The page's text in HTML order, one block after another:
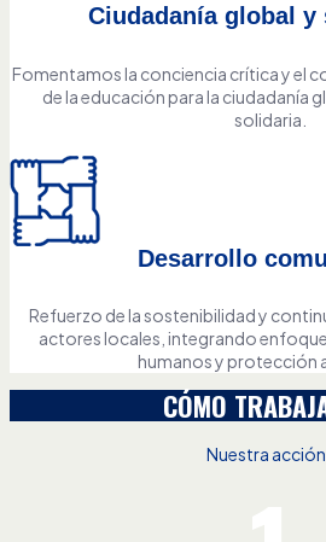
Ciudadanía global y
Fomentamos la conciencia crítica y el
de la educación para la ciudadanía
solidaria.
Desarrollo
Refuerzo de la sostenibilidad y
actores locales, integrando
humanos y protección
CÓMO
Nuestra